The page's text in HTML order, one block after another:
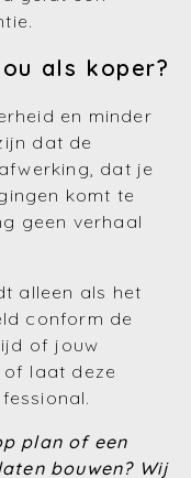
als koper?
en minder
dat de
dat je
komt te
geen verhaal
alleen als het
conform de
of jouw
laat deze
plan of een
bouwen? Wij